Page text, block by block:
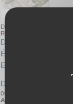
Documents produits à
Ressource pédagogique
Document
Évaluation
Examen
Document
09 déc 2025
Auteur(s):